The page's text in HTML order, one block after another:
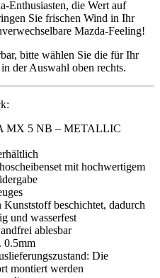
Enthusiasten, die Wert auf
Sie frischen Wind in Ihr
Mazda-Feeling!
bitte wählen Sie die für Ihr
der Auswahl oben rechts.
MX 5 NB – METALLIC
mit hochwertigem
beschichtet, dadurch
und wasserfest
ablesbar
0.5mm
Die
montiert werden